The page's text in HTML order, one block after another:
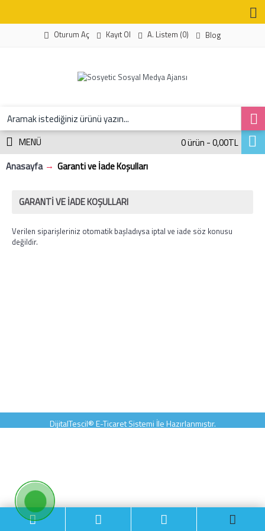
Oturum Aç Kayıt Ol A. Listem (0) Blog
0 ürün - 0,00TL
MENÜ
Anasayfa
Garanti ve İade Koşulları
GARANTI VE İADE KOŞULLARI
Verilen siparişleriniz otomatik başladıysa iptal ve iade söz konusu
değildir.
DijitalTescil® E-TicaretSistemi İle Hazırlanmıştır.